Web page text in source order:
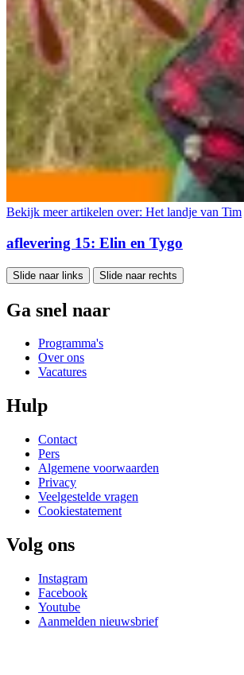
Bekijk meer artikelen over: Het landje van Tim
aflevering 15: Elin en Tygo
Slide naar links Slide naar rechts
Ga snel naar
Programma's
Over ons
Vacatures
Hulp
Contact
Pers
Algemene voorwaarden
Privacy
Veelgestelde vragen
Cookiestatement
Volg ons
Instagram
Facebook
Youtube
Aanmelden nieuwsbrief